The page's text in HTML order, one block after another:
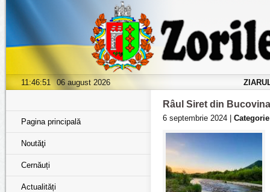
11:46:53 06 august 2026
Pagina principală
Noutăţi
Cernăuți
Actualități
Râul Siret din
6 septembrie 2024 |